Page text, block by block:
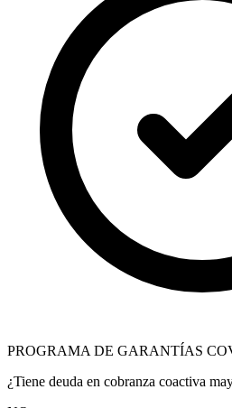
PROGRAMA DE GARANTÍAS
¿Tiene deuda en cobranza coactiva